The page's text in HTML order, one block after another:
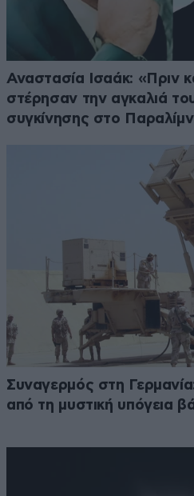
Αναστασία Ισαάκ: «Πριν
στέρησαν την αγκαλιά
συγκίνησης στο
Συναγερμός στη
από τη μυστική υπόγεια